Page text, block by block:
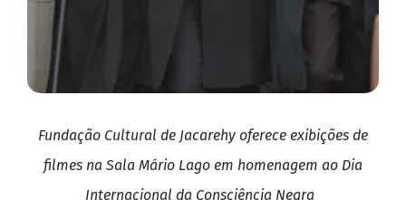
Fundação Cultural de Jacarehy oferece exibições de
filmes na Sala Mário Lago em homenagem ao Dia
Internacional da Consciência Negra